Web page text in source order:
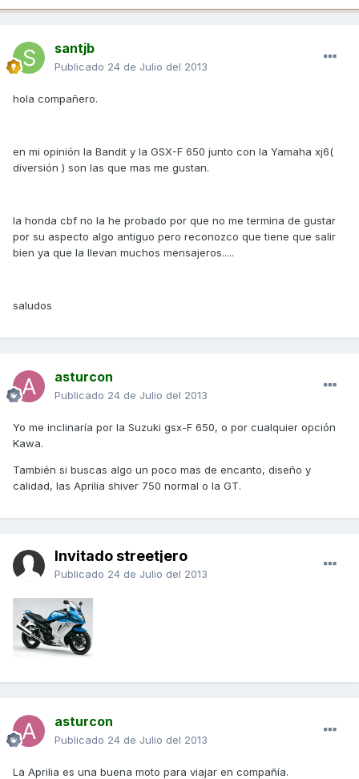
santjb
Publicado 24 de Julio del 2013
hola compañero.
en mi opinión la Bandit y la GSX-F 650 junto con la Yamaha xj6(
diversión ) son las que mas me gustan.
la honda cbf no la he probado por que no me termina de gustar
por su aspecto algo antiguo pero reconozco que tiene que salir
bien ya que la llevan muchos mensajeros.....
saludos
asturcon
Publicado 24 de Julio del 2013
Yo me inclinaría por la Suzuki gsx-F 650, o por cualquier opción
Kawa.
También si buscas algo un poco mas de encanto, diseño y
calidad, las Aprilia shiver 750 normal o la GT.
Invitado streetjero
Publicado 24 de Julio del 2013
asturcon
Publicado 24 de Julio del 2013
La Aprilia es una buena moto para viajar en compañía.